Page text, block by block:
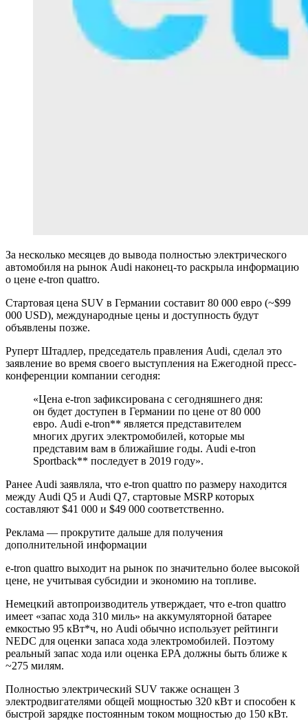
За несколько месяцев до вывода полностью электрического
автомобиля на рынок Audi наконец-то раскрыла информацию
о цене e-tron quattro.
Стартовая цена SUV в Германии составит 80 000 евро (~$99
000 USD), международные цены и доступность будут
объявлены позже.
Руперт Штадлер, председатель правления Audi, сделал это
заявление во время своего выступления на Ежегодной пресс-
конференции компании сегодня:
«Цена e-tron зафиксирована с сегодняшнего дня:
он будет доступен в Германии по цене от 80 000
евро. Audi e-tron** является представителем
многих других электромобилей, которые мы
представим вам в ближайшие годы. Audi e-tron
Sportback** последует в 2019 году».
Ранее Audi заявляла, что e-tron quattro по размеру находится
между Audi Q5 и Audi Q7, стартовые MSRP которых
составляют $41 000 и $49 000 соответственно.
Реклама — прокрутите дальше для получения
дополнительной информации
e-tron quattro выходит на рынок по значительно более высокой
цене, не учитывая субсидии и экономию на топливе.
Немецкий автопроизводитель утверждает, что e-tron quattro
имеет «запас хода 310 миль» на аккумуляторной батарее
емкостью 95 кВт*ч, но Audi обычно использует рейтинги
NEDC для оценки запаса хода электромобилей. Поэтому
реальный запас хода или оценка EPA должны быть ближе к
~275 милям.
Полностью электрический SUV также оснащен 3
электродвигателями общей мощностью 320 кВт и способен к
быстрой зарядке постоянным током мощностью до 150 кВт.